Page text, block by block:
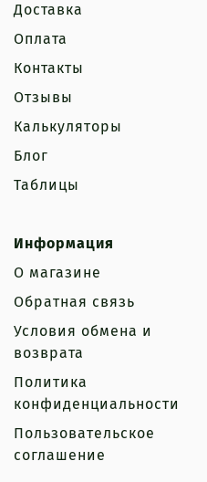
Доставка
Оплата
Контакты
Отзывы
Калькуляторы
Блог
Таблицы
Информация
О магазине
Обратная связь
Условия обмена и
возврата
Политика
конфиденциальности
Пользовательское
соглашение